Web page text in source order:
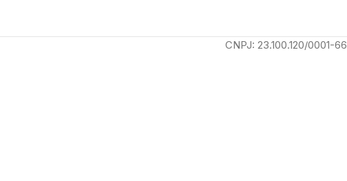
CNPJ: 23.100.120/0001-66